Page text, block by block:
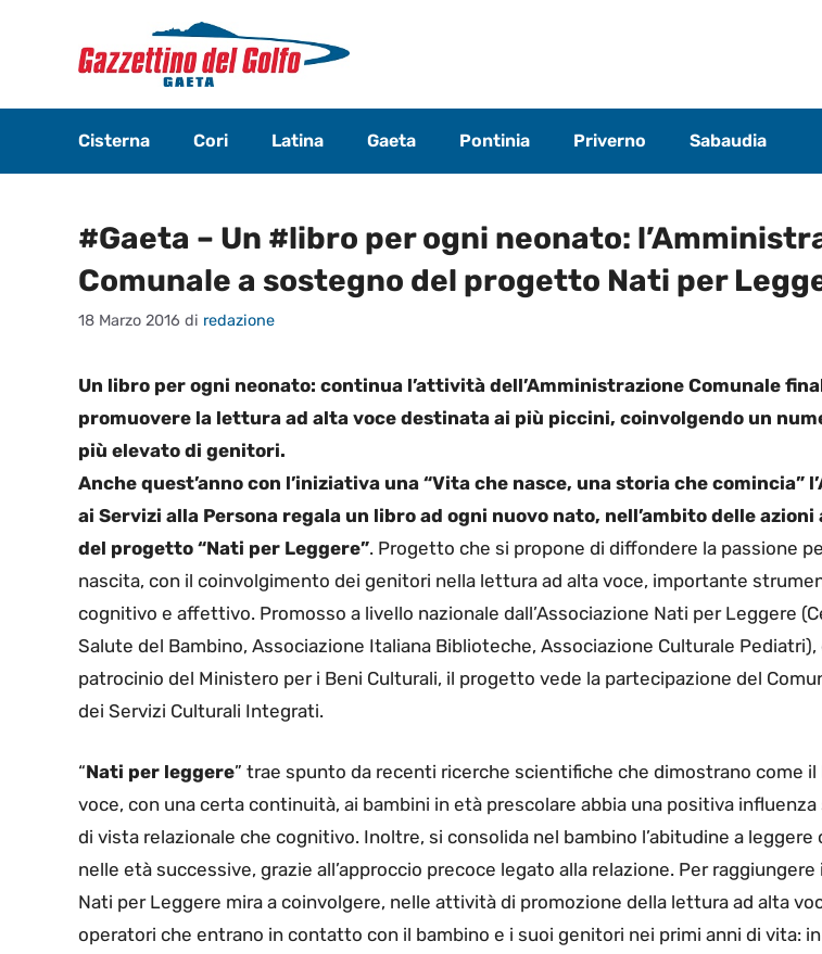
contenuto
Cisterna Cori Latina Gaeta Pontinia Priverno Sabaudia
#Gaeta – Un #libro per ogni neonato:
Comunale a sostegno del progetto Nati per
18 Marzo 2016 di redazione
Un libro per ogni neonato: continua l’attività dell’Amministrazione Comunale
promuovere la lettura ad alta voce destinata ai più piccini, coinvolgendo un
più elevato di genitori.
Anche quest’anno con l’iniziativa una “Vita che nasce, una storia che comincia”
ai Servizi alla Persona regala un libro ad ogni nuovo nato, nell’ambito delle azioni
del progetto “Nati per Leggere”. Progetto che si propone di diffondere la passione
nascita, con il coinvolgimento dei genitori nella lettura ad alta voce, importante
cognitivo e affettivo. Promosso a livello nazionale dall’Associazione Nati per Leggere
Salute del Bambino, Associazione Italiana Biblioteche, Associazione Culturale Pediatri),
patrocinio del Ministero per i Beni Culturali, il progetto vede la partecipazione del
dei Servizi Culturali Integrati.
“Nati per leggere” trae spunto da recenti ricerche scientifiche che dimostrano come il
voce, con una certa continuità, ai bambini in età prescolare abbia una positiva influenza
di vista relazionale che cognitivo. Inoltre, si consolida nel bambino l’abitudine a leggere
nelle età successive, grazie all’approccio precoce legato alla relazione. Per
Nati per Leggere mira a coinvolgere, nelle attività di promozione della lettura ad alta
operatori che entrano in contatto con il bambino e i suoi genitori nei primi anni di vita: